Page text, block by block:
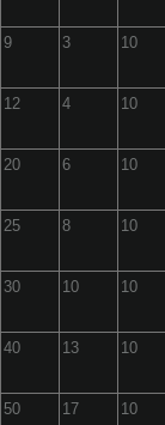
9 3 10
12 4 10
20 6 10
25 8 10
30 10 10
40 13 10
50 17 10